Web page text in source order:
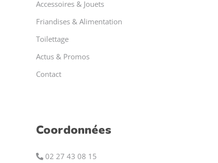
Accessoires & Jouets
Friandises & Alimentation
Toilettage
Actus & Promos
Contact
Coordonnées
02 27 43 08 15